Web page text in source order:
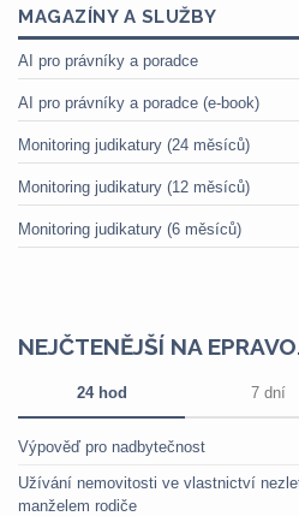
MAGAZÍNY A SLUŽBY
AI pro právníky a poradce
AI pro právníky a poradce (e-book)
Monitoring judikatury (24 měsíců)
Monitoring judikatury (12 měsíců)
Monitoring judikatury (6 měsíců)
NEJČTENĚJŠÍ NA
24 hod 7 dní
Výpověď pro nadbytečnost
Užívání nemovitosti ve vlastnictví
manželem rodiče